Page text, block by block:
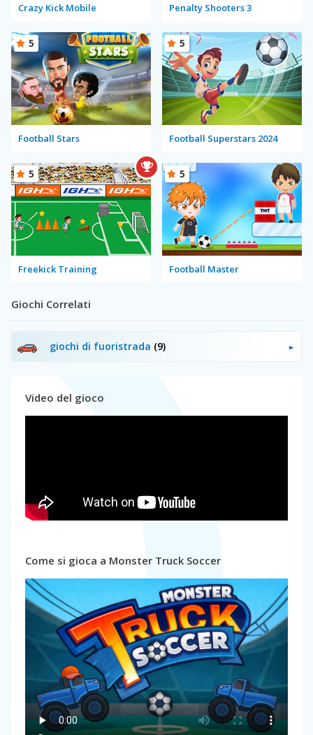
Crazy Kick Mobile Penalty Shooters 3
Football Stars
5
Football Superstars 2024
5
Freekick Training
5
Football Master
5
Giochi Correlati
giochi di fuoristrada (9)
Video del gioco
Come si gioca a Monster Truck Soccer